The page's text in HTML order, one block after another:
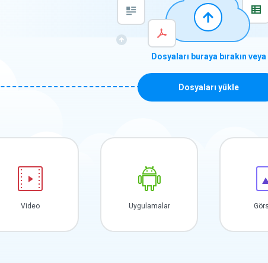
Dosyaları buraya bırakın veya
Dosyaları yükle
Video Uygulamalar